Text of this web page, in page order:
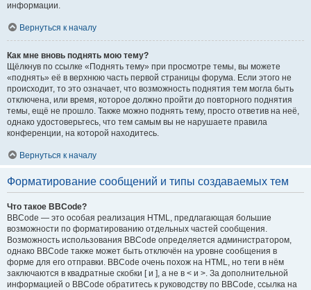
информации.
Вернуться к началу
Как мне вновь поднять мою тему?
Щёлкнув по ссылке «Поднять тему» при просмотре темы, вы можете
«поднять» её в верхнюю часть первой страницы форума. Если этого не
происходит, то это означает, что возможность поднятия тем могла быть
отключена, или время, которое должно пройти до повторного поднятия
темы, ещё не прошло. Также можно поднять тему, просто ответив на неё,
однако удостоверьтесь, что тем самым вы не нарушаете правила
конференции, на которой находитесь.
Вернуться к началу
Форматирование сообщений и типы создаваемых тем
Что такое BBCode?
BBCode — это особая реализация HTML, предлагающая большие
возможности по форматированию отдельных частей сообщения.
Возможность использования BBCode определяется администратором,
однако BBCode также может быть отключён на уровне сообщения в
форме для его отправки. BBCode очень похож на HTML, но теги в нём
заключаются в квадратные скобки [ и ], а не в < и >. За дополнительной
информацией о BBCode обратитесь к руководству по BBCode, ссылка на